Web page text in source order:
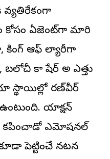
కోసం ఏజెంట్‌గా మారి
కింగ్ ఆఫ్ ల్యారీగా
కా షేర్ అని ఎత్తు
స్థాయిల్లో రణ్‌వీర్
ఉంటుంది. యాక్షన్
కనిపించాడో ఎమోషనల్
పెట్టించే నటన